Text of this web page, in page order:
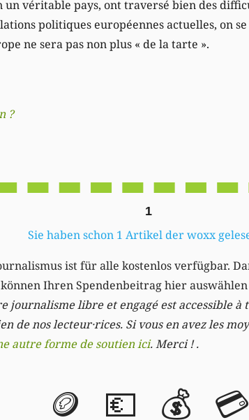
un véritable pays, ont traversé bien des
politiques européennes actuelles, on
ne sera pas non plus « de la tarte ».
?
1
Sie haben schon 1 Artikel der woxx
ist für alle kostenlos verfügbar.
Ihren Spendenbeitrag hier
journalisme libre et engagé est accessible à
de nos lecteur·rices. Si vous en avez les
autre forme de soutien ici. Merci ! .
🪙 💶 💰 💳